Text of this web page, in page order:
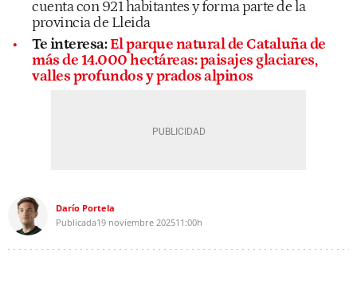
cuenta con 921 habitantes y forma parte de la
provincia de Lleida
Te interesa:El parque natural de Cataluña de
más de 14.000 hectáreas: paisajes glaciares,
valles profundos y prados alpinos
Darío Portela
Publicada19 noviembre 202511:00h